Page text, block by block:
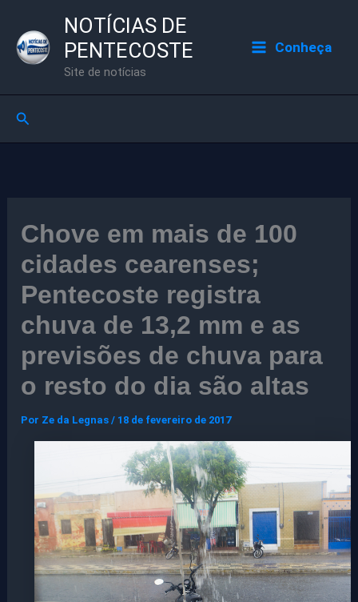
para
NOTÍCIAS DE
PENTECOSTE
Site de notícias
Conheça
Pesquisar
Chove em mais de 100
cidades cearenses;
Pentecoste registra
chuva de 13,2 mm e as
previsões de chuva para
o resto do dia são altas
Por Ze da Legnas/ 18 de fevereiro de 2017